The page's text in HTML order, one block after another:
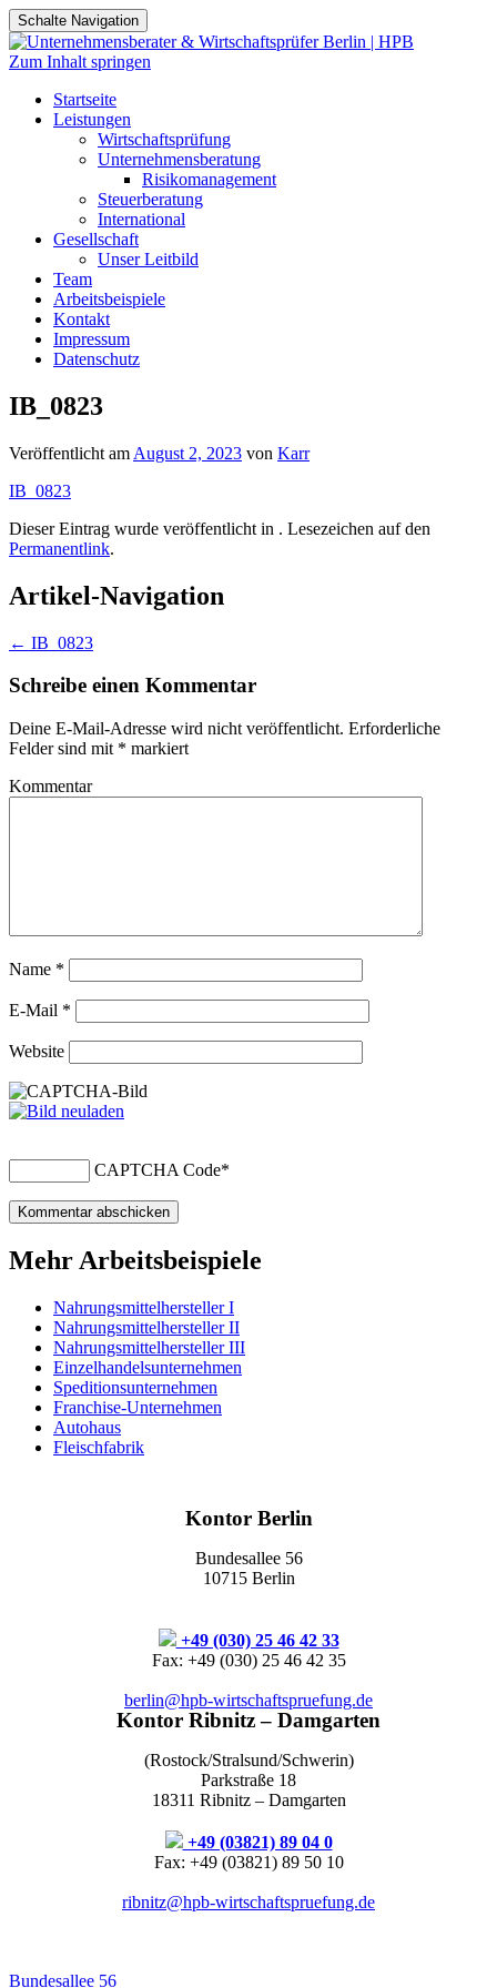
Schalte Navigation
Zum Inhalt springen
Startseite
Leistungen
Wirtschaftsprüfung
Unternehmensberatung
Risikomanagement
Steuerberatung
International
Gesellschaft
Unser Leitbild
Team
Arbeitsbeispiele
Kontakt
Impressum
Datenschutz
IB_0823
Veröffentlicht am August 2, 2023 von Karr
IB_0823
Dieser Eintrag wurde veröffentlicht in . Lesezeichen auf den
Permanentlink.
Artikel-Navigation
← IB_0823
Schreibe einen Kommentar
Deine E-Mail-Adresse wird nicht veröffentlicht. Erforderliche
Felder sind mit * markiert
Kommentar
Name *
E-Mail *
Website
CAPTCHA Code*
Mehr Arbeitsbeispiele
Nahrungsmittelhersteller I
Nahrungsmittelhersteller II
Nahrungsmittelhersteller III
Einzelhandelsunternehmen
Speditionsunternehmen
Franchise-Unternehmen
Autohaus
Fleischfabrik
Kontor Berlin
Bundesallee 56
10715 Berlin
+49 (030) 25 46 42 33
Fax: +49 (030) 25 46 42 35
berlin@hpb-wirtschaftspruefung.de
Kontor Ribnitz – Damgarten
(Rostock/Stralsund/Schwerin)
Parkstraße 18
18311 Ribnitz – Damgarten
+49 (03821) 89 04 0
Fax: +49 (03821) 89 50 10
ribnitz@hpb-wirtschaftspruefung.de
Bundesallee 56